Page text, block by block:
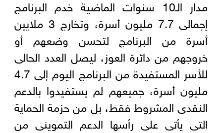
مدار الـ10 سنوات الماضية خدم البرنامج
إجمالى 7.7 مليون أسرة، وتخارج 3 ملايين
أسرة من البرنامج لتحسن وضعهم أو
خروجهم من دائرة العوز، ليصل العدد الحالى
للأسر المستفيدة من البرنامج اليوم إلى 4.7
مليون أسرة، جميعهم لم يستفيدوا بالدعم
النقدى المشروط فقط، بل من حزمة الحماية
التى يأتى على رأسها الدعم التموينى من